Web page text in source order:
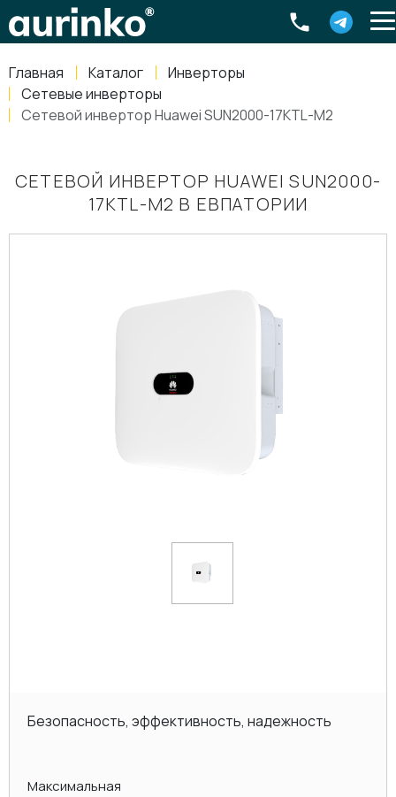
Главная Каталог
Инверторы
Сетевые инверторы
Сетевой инвертор Huawei SUN2000-17KTL-M2
СЕТЕВОЙ ИНВЕРТОР HUAWEI SUN2000-
17KTL-M2 В ЕВПАТОРИИ
Безопасность, эффективность, надежность
Максимальная
Россия, Свердловская область Екатеринбург ,
8-800-770-79-40